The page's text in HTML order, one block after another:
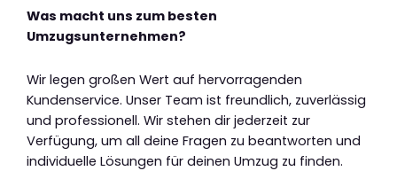
Was macht uns zum besten
Umzugsunternehmen?
Wir legen großen Wert auf hervorragenden
Kundenservice. Unser Team ist freundlich, zuverlässig
und professionell. Wir stehen dir jederzeit zur
Verfügung, um all deine Fragen zu beantworten und
individuelle Lösungen für deinen Umzug zu finden.